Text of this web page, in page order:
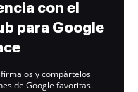
con el
para Google
y compártelos
de Google favoritas.